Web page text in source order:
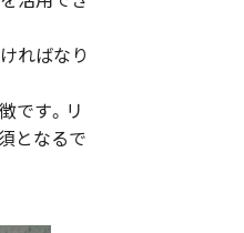
ればなり
です。リ
となるで